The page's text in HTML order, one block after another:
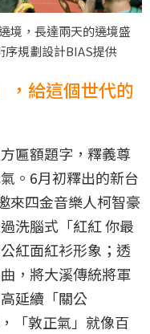
境，長達兩天的遶境盛
序規劃設計BIAS提供
，給這個世代的
匾額題字，釋義尊
。6月初釋出的新台
來四金音樂人柯智豪
洗腦式「紅紅 你最
紅面紅衫形象；透
，將大溪傳統將軍
延續「關公
「敦正氣」就像百